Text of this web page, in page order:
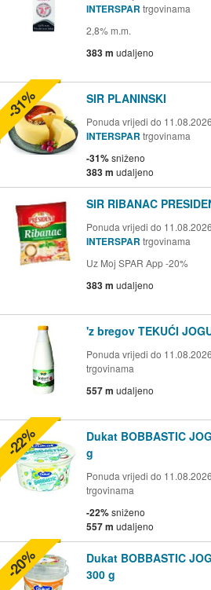
INTERSPAR trgovinama
2,8% m.m.
383 m udaljeno
SIR PLANINSKI
Ponuda vrijedi do
INTERSPAR trgovinama
-31%sniženo
383 m udaljeno
-31%
SIR RIBANAC
Ponuda vrijedi do
INTERSPAR trgovinama
Uz Moj SPAR App -20%
383 m udaljeno
'z bregov TEKUĆI
Ponuda vrijedi do
trgovinama
557 m udaljeno
Dukat BOBBASTIC
g
Ponuda vrijedi do
trgovinama
-22%sniženo
557 m udaljeno
-22%
Dukat BOBBASTIC
300 g
-20%